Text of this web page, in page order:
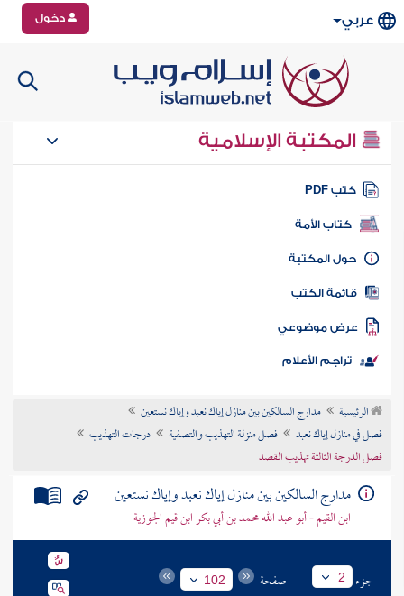
عربي دخول
المكتبة الإسلامية
كتب PDF
كتاب الأمة
المكتبة
الكتب
موضوعي
تراجم الأعلام
الرئيسية
مدارج السالكين بين منازل إياك نعبد وإياك نستعين
فصل في منازل إياك نعبد
فصل منزلة التهذيب والتصفية
درجات التهذيب
فصل الدرجة الثالثة تهذيب القصد
مدارج السالكين بين منازل إياك نعبد وإياك نستعين
ابن القيم - أبو عبد الله محمد بن أبي بكر ابن قيم الجوزية
جزء 2 صفحة 102